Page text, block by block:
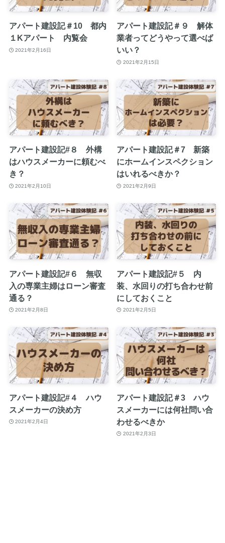
アパート建設記＃10 都内
１Kアパート 内覧会
2021年2月16日
アパート建設記＃９ 解体
業者ってどうやって選べば
いい？
2021年2月15日
アパート建設記#８ 外構
はハウスメーカーに頼むべ
き？
2021年2月10日
アパート建設記＃7 新築
にホームインスペクション
はいれるべきか？
2021年2月9日
アパート建設記#６ 無収
入の専業主婦はローン審査
通る？
2021年2月8日
アパート建設記#５ 内
装、水回りの打ち合わせ前
にしておくこと
2021年2月5日
アパート建設記#４ ハウ
スメーカーの決め方
2021年2月4日
アパート建設記＃3 ハウ
スメーカーには何社問い合
わせるべきか
2021年2月3日